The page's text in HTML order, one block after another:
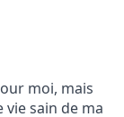
moi, mais
sain de ma